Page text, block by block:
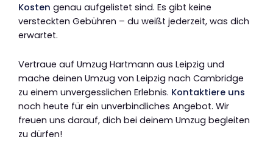
Kosten genau aufgelistet sind. Es gibt keine
versteckten Gebühren – du weißt jederzeit, was dich
erwartet.
Vertraue auf Umzug Hartmann aus Leipzig und
mache deinen Umzug von Leipzig nach Cambridge
zu einem unvergesslichen Erlebnis. Kontaktiere uns
noch heute für ein unverbindliches Angebot. Wir
freuen uns darauf, dich bei deinem Umzug begleiten
zu dürfen!